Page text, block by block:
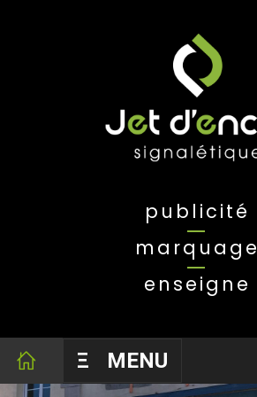
publicité
marquage
enseigne
Ξ MENU